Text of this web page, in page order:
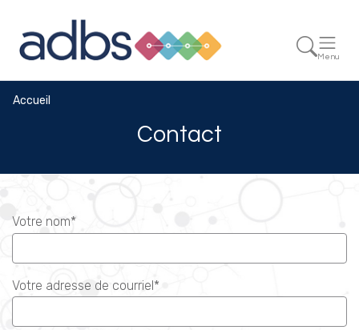
Menu
Accueil
Contact
Votre nom*
Votre adresse de courriel*